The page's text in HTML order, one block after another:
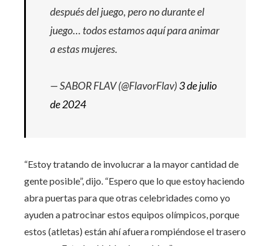
después del juego, pero no durante el
juego… todos estamos aquí para animar
a estas mujeres.
— SABOR FLAV (@FlavorFlav) 3 de julio
de 2024
“Estoy tratando de involucrar a la mayor cantidad de
gente posible”, dijo. “Espero que lo que estoy haciendo
abra puertas para que otras celebridades como yo
ayuden a patrocinar estos equipos olímpicos, porque
estos (atletas) están ahí afuera rompiéndose el trasero